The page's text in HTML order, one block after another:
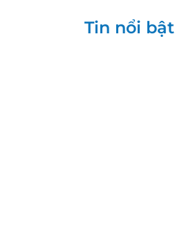
Tin nổi bật